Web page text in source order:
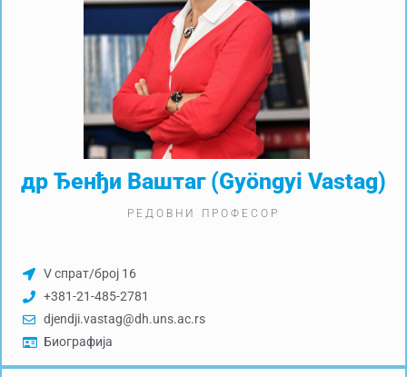
др Ђенђи Ваштаг (Gyöngyi Vastag)
РЕДОВНИ ПРОФЕСОР
V спрат/број 16
+381-21-485-2781
djendji.vastag@dh.uns.ac.rs
Биографија